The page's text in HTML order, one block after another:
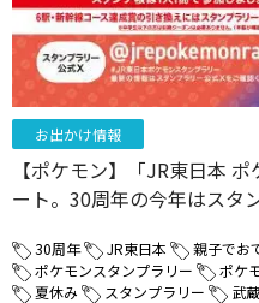
お出かけ情報
【ポケモン】「JR東日本
ート。30周年の今年はスタ
30周年 JR東日本 親子でお
ポケモンスタンプラリー
ポケ
夏休み
スタンプラリー 武